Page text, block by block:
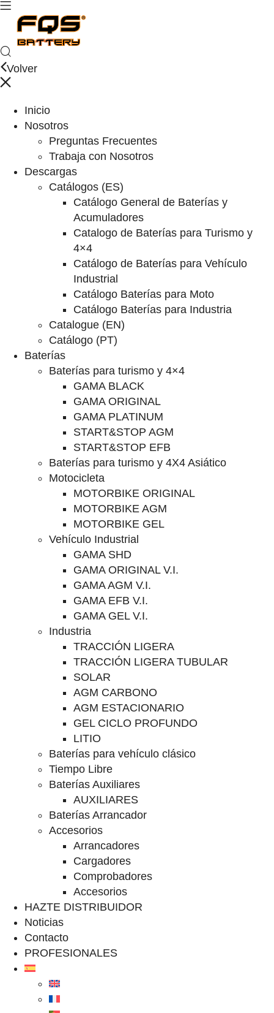
Volver
Inicio
Nosotros
Preguntas Frecuentes
Trabaja con Nosotros
Descargas
Catálogos (ES)
Catálogo General de Baterías y
Acumuladores
Catalogo de Baterías para Turismo y
4×4
Catálogo de Baterías para Vehículo
Industrial
Catálogo Baterías para Moto
Catálogo Baterías para Industria
Catalogue (EN)
Catálogo (PT)
Baterías
Baterías para turismo y 4×4
GAMA BLACK
GAMA ORIGINAL
GAMA PLATINUM
START&STOP AGM
START&STOP EFB
Baterías para turismo y 4X4 Asiático
Motocicleta
MOTORBIKE ORIGINAL
MOTORBIKE AGM
MOTORBIKE GEL
Vehículo Industrial
GAMA SHD
GAMA ORIGINAL V.I.
GAMA AGM V.I.
GAMA EFB V.I.
GAMA GEL V.I.
Industria
TRACCIÓN LIGERA
TRACCIÓN LIGERA TUBULAR
SOLAR
AGM CARBONO
AGM ESTACIONARIO
GEL CICLO PROFUNDO
LITIO
Baterías para vehículo clásico
Tiempo Libre
Baterías Auxiliares
AUXILIARES
Baterías Arrancador
Accesorios
Arrancadores
Cargadores
Comprobadores
Accesorios
HAZTE DISTRIBUIDOR
Noticias
Contacto
PROFESIONALES